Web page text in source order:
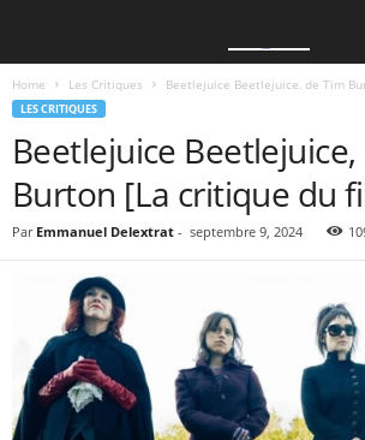
Home Les Critiques Beetlejuice Beetlejuice, de Tim
LES CRITIQUES
Beetlejuice Beetlejuice,
Burton [La critique du
Par Emmanuel Delextrat - septembre 9, 2024